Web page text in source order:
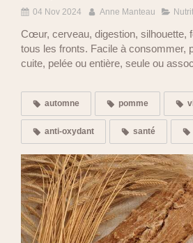
04 Nov 2024 Anne Manteau
Cœur, cerveau, digestion, silhouette,
tous les fronts. Facile à consommer,
cuite, pelée ou entière, seule ou
automne pomme
anti-oxydant santé